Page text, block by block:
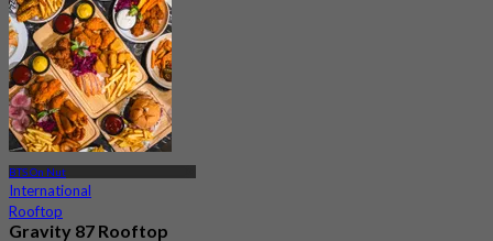
BTS On Nut
International
Rooftop
Gravity 87 Rooftop